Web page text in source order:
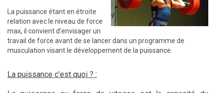
La puissance étant en étroite
relation avec le niveau de force
max, il convient d’envisager un
travail de force avant de se lancer dans un programme de
musculation visant le développement de la puissance.
La puissance c’est quoi ? :